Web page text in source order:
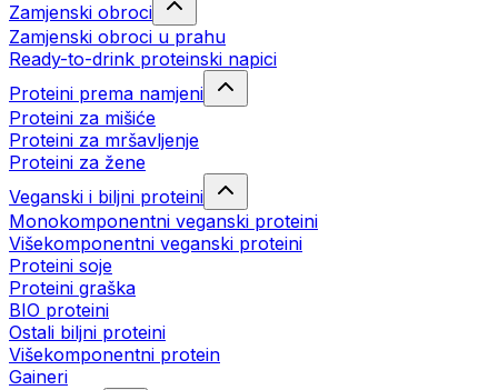
Zamjenski obroci
Zamjenski obroci u prahu
Ready-to-drink proteinski napici
Proteini prema namjeni
Proteini za mišiće
Proteini za mršavljenje
Proteini za žene
Veganski i biljni proteini
Monokomponentni veganski proteini
Višekomponentni veganski proteini
Proteini soje
Proteini graška
BIO proteini
Ostali biljni proteini
Višekomponentni protein
Gaineri